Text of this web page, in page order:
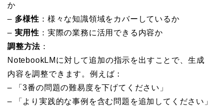
か
– 多様性 ：様々な知識領域をカバーしているか
– 実用性 ：実際の業務に活用できる内容か
調整方法 ：
NotebookLMに対して追加の指示を出すことで、生成
内容を調整できます。例えば：
– 「3番の問題の難易度を下げてください」
– 「より実践的な事例を含む問題を追加してください」